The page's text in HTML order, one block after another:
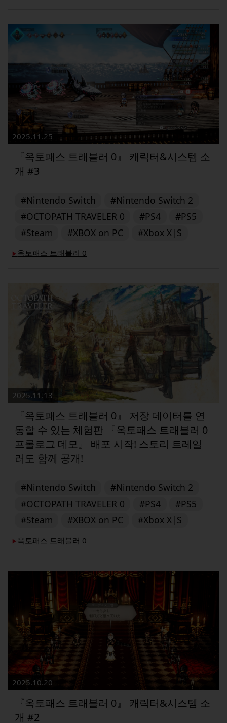
2025.11.25
『옥토패스 트래블러 0』 캐릭터&시스템 소
개 #3
#Nintendo Switch
#Nintendo Switch 2
#OCTOPATH TRAVELER 0
#PS4
#PS5
#Steam
#XBOX on PC #Xbox X|S
▶︎ 옥토패스 트래블러 0
2025.11.13
『옥토패스 트래블러 0』 저장 데이터를 연
동할 수 있는 체험판 『옥토패스 트래블러 0
프롤로그 데모』 배포 시작! 스토리 트레일
러도 함께 공개!
#Nintendo Switch
#Nintendo Switch 2
#OCTOPATH TRAVELER 0
#PS4
#PS5
#Steam
#XBOX on PC #Xbox X|S
▶︎ 옥토패스 트래블러 0
2025.10.20
『옥토패스 트래블러 0』 캐릭터&시스템 소
개 #2